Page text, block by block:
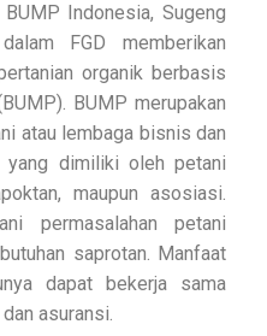
Indonesia, Sugeng
FGD memberikan
organik berbasis
BUMP merupakan
atau lembaga bisnis dan
yang dimiliki oleh petani
maupun asosiasi.
permasalahan petani
saprotan. Manfaat
dapat bekerja sama
asuransi.